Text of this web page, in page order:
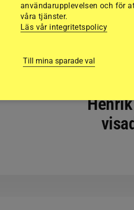
användarupplevelsen och för
våra tjänster.
Läs vår integritetspolicy
Till mina sparade val